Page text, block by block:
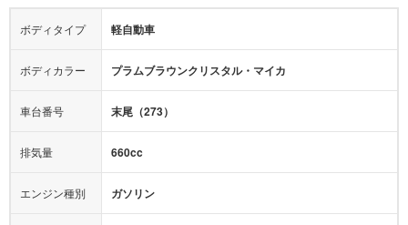
エアロパーツ
ローダウン
カーナビ：メモリーナビ他
CD
ミュージックプレイヤー接続可
後席モニター
カメラ：バック
エアバッグ：
ダブルエアバッグ
衝撃緩和ヘッドレスト
サポカー
アクセル踏み間違い（誤発進）防止装置
ボディタイプ 軽自動車
ボディカラー プラムブラウンクリスタル・マイカ
車台番号 末尾（273）
排気量 660cc
エンジン種別 ガソリン